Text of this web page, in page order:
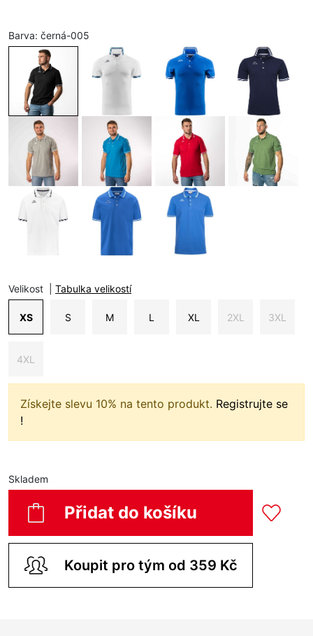
Barva: černá-005
Velikost Tabulka velikostí
XS S M L XL 2XL 3XL
4XL
Získejte slevu 10% na tento produkt. Registrujte se
!
Skladem
Přidat do košíku
Koupit pro tým od 359 Kč